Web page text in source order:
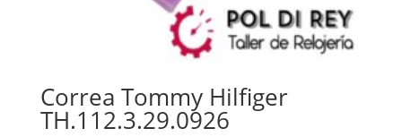
Correa Tommy Hilfiger
TH.112.3.29.0926